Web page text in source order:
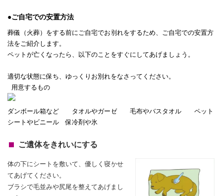
●ご自宅での安置方法
葬儀（火葬）をする前にご自宅でお別れをするため、ご自宅での安置方
法をご紹介します。
ペットが亡くなったら、以下のことをすぐにしてあげましょう。
適切な状態に保ち、ゆっくりお別れをなさってください。
用意するもの
ダンボール箱など タオルやガーゼ 毛布やバスタオル ペット
シートやビニール 保冷剤や氷
ご遺体をきれいにする
体の下にシートを敷いて、優しく寝かせ
てあげてください。
ブラシで毛並みや尻尾を整えてあげまし